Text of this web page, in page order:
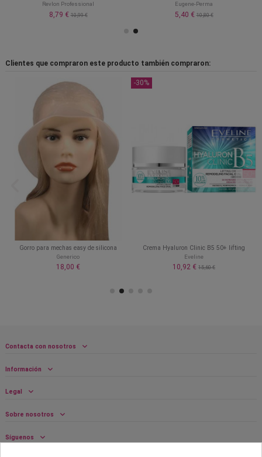
Revlon Professional
8,79 €10,99 €
Eugene-Perma
5,40 €10,80 €
Clientes que compraron este producto también compraron:
Gorro para mechas easy de silicona
Generico
18,00 €
-30%
Crema Hyaluron Clinic B5 50+ lifting
Eveline
10,92 € 15,60 €
Contacta con nosotros
Información
Legal
Sobre nosotros
Síguenos